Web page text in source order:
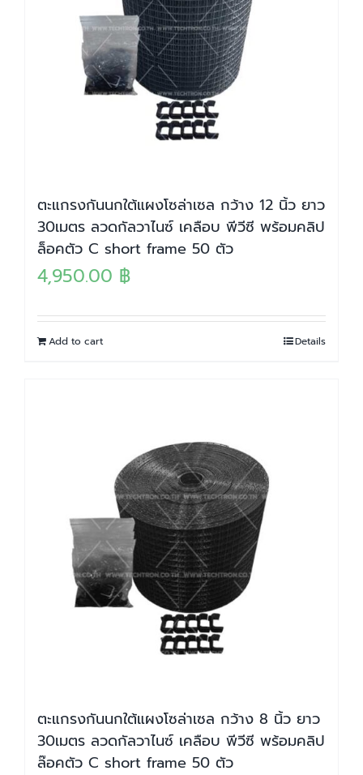
ตะแกรงกันนกใต้แผงโซล่าเซล กว้าง 12 นิ้ว ยาว
30เมตร ลวดกัลวาไนซ์ เคลือบ พีวีซี พร้อมคลิป
ล็อคตัว C short frame 50 ตัว
4,950.00 ฿
Add to cart Details
ตะแกรงกันนกใต้แผงโซล่าเซล กว้าง 8 นิ้ว ยาว
30เมตร ลวดกัลวาไนซ์ เคลือบ พีวีซี พร้อมคลิป
ล๊อคตัว C short frame 50 ตัว